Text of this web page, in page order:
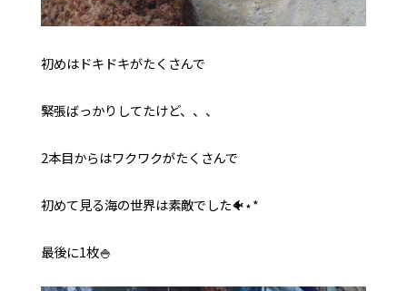
初めはドキドキがたくさんで
緊張ばっかりしてたけど、、、
2本目からはワクワクがたくさんで
初めて見る海の世界は素敵でした🐠⋆*
最後に1枚🍚